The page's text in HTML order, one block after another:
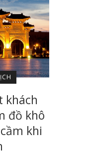
khách
đồ khô
khi